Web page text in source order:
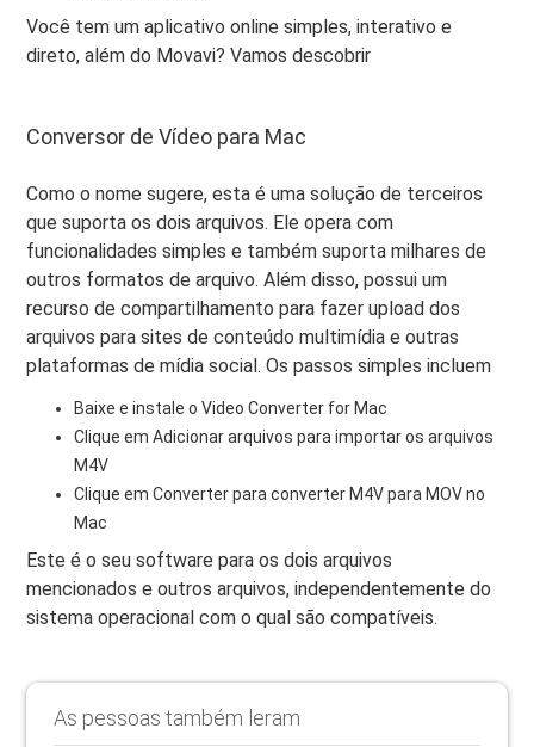
Você tem um aplicativo online simples, interativo e
direto, além do Movavi? Vamos descobrir
Conversor de Vídeo para Mac
Como o nome sugere, esta é uma solução de terceiros
que suporta os dois arquivos. Ele opera com
funcionalidades simples e também suporta milhares de
outros formatos de arquivo. Além disso, possui um
recurso de compartilhamento para fazer upload dos
arquivos para sites de conteúdo multimídia e outras
plataformas de mídia social. Os passos simples incluem
Baixe e instale o Video Converter for Mac
Clique em Adicionar arquivos para importar os arquivos
M4V
Clique em Converter para converter M4V para MOV no
Mac
Este é o seu software para os dois arquivos
mencionados e outros arquivos, independentemente do
sistema operacional com o qual são compatíveis.
As pessoas também leram